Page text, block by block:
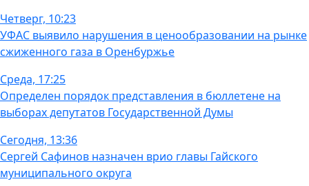
Четверг, 10:23
УФАС выявило нарушения в ценообразовании на рынке
сжиженного газа в Оренбуржье
Среда, 17:25
Определен порядок представления в бюллетене на
выборах депутатов Государственной Думы
Сегодня, 13:36
Сергей Сафинов назначен врио главы Гайского
муниципального округа